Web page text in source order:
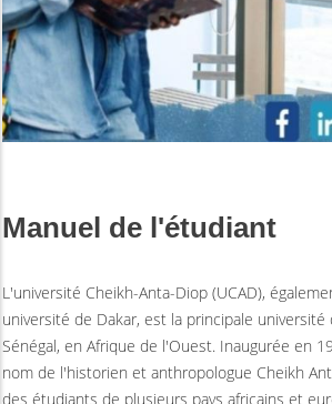
Manuel de l'étudiant
L'université Cheikh-Anta-Diop (UCAD),
université de Dakar, est la principale université
Sénégal, en Afrique de l'Ouest. Inaugurée en
nom de l'historien et anthropologue Cheikh
des étudiants de plusieurs pays africains et